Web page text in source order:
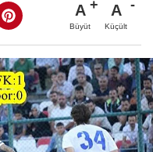
A
Büyüt
A
Küçült